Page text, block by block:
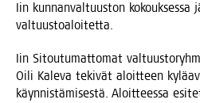
Iin kun­nan­val­tuus­ton
valtuustoaloitetta.
Iin Sitou­tu­mat­to­mat
Oili Kale­va teki­vät aloit­teen
käyn­nis­tä­mi­ses­tä. Aloit­tees­sa